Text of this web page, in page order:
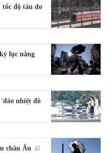
tốc độ tàu do
lục nắng
nhiệt đô
châu Âu